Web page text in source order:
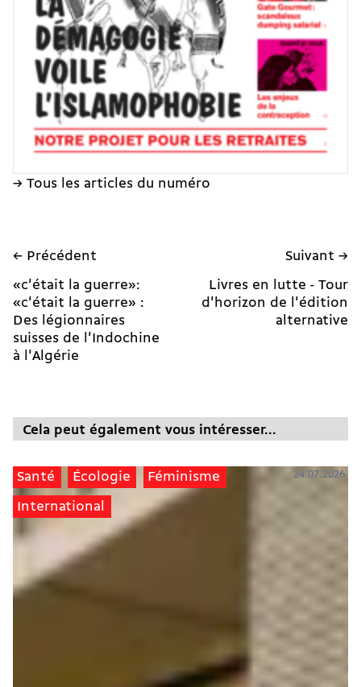
→ Tous les articles du numéro
← Précédent
«c'était la guerre»:
«c'était la guerre» :
Des légionnaires
suisses de l'Indochine
à l'Algérie
Suivant →
Livres en lutte - Tour
d'horizon de l'édition
alternative
Cela peut également vous intéresser...
Santé Écologie Féminisme
International
24.07.2026